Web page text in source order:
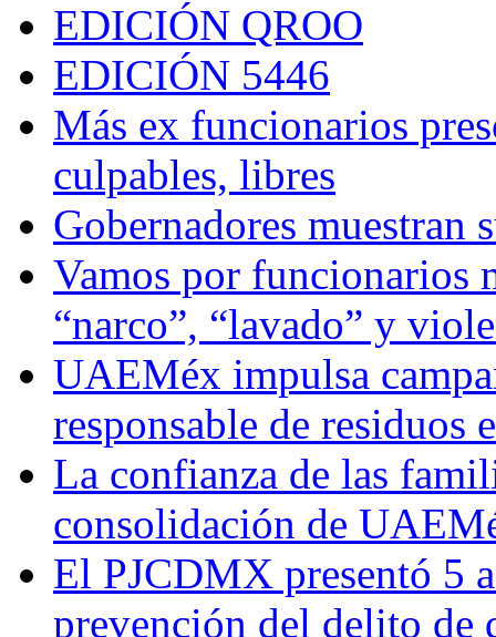
EDICIÓN QROO
EDICIÓN 5446
Más ex funcionarios
culpables, libres
Gobernadores muestran
Vamos por funcionarios
“narco”, “lavado” y
UAEMéx impulsa
responsable de residuos
La confianza de las
consolidación de
El PJCDMX presentó 5
prevención del delito de